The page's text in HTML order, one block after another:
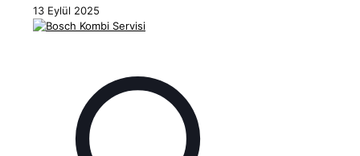
13 Eylül 2025